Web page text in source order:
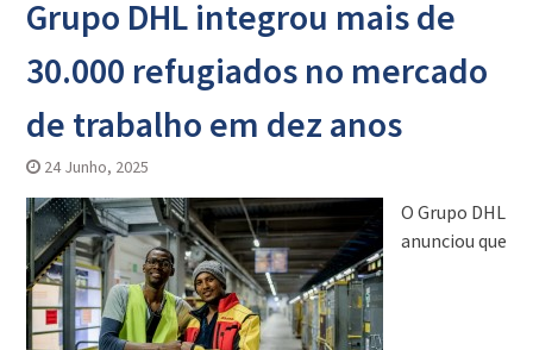
Grupo DHL integrou mais de
30.000 refugiados no mercado
de trabalho em dez anos
24 Junho, 2025
O Grupo DHL
anunciou que